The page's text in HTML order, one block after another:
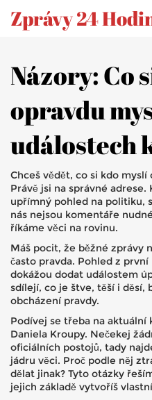
Zprávy 24
Názory: Co
opravdu
událostech
Chceš vědět, co si kdo
Právě jsi na správné
upřímný pohled na politiku,
nás nejsou komentáře
říkáme věci na rovinu.
Máš pocit, že běžné zprávy
často pravda. Pohled z
dokážou dodat událostem
sdílejí, co je štve, těší i děsí,
obcházení pravdy.
Podívej se třeba na aktuální
Daniela Kroupy. Nečekej
oficiálních postojů, tady
jádru věci. Proč podle něj
dělat jinak? Tyto otázky
jejich základě vytvoříš